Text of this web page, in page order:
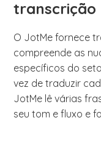
transcrição
O JotMe fornece
compreende as
específicos do
vez de traduzir
JotMe lê várias
seu tom e fluxo e